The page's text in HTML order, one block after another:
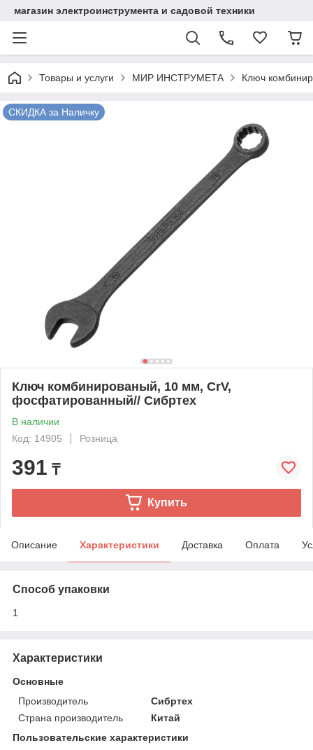
магазин электроинструмента и садовой техники
Товары и услуги МИР ИНСТРУМЕТА Ключ
СКИДКА за Наличку
Ключ комбинированый, 10 мм, CrV,
фосфатированный// Сибртех
В наличии
Код: 14905
Розница
391 ₸
Купить
Описание Характеристики Доставка Оплата
Способ упаковки
1
Характеристики
Основные
Производитель
Сибртех
Страна производитель
Китай
Пользовательские характеристики